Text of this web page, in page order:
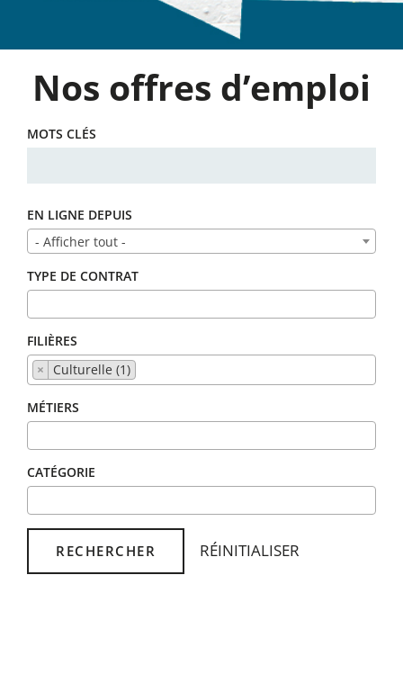
Nos offres d’emploi
MOTS CLÉS
EN LIGNE DEPUIS
- Afficher tout -
TYPE DE CONTRAT
FILIÈRES
×
Culturelle (1)
MÉTIERS
CATÉGORIE
RECHERCHER RÉINITIALISER